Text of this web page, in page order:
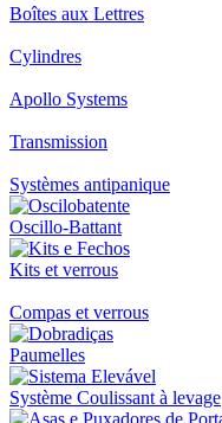
Boîtes aux Lettres
Cylindres
Apollo Systems
Transmission
Systèmes antipanique
Oscillo-Battant
Kits et verrous
Compas et verrous
Paumelles
Système Coulissant à levage